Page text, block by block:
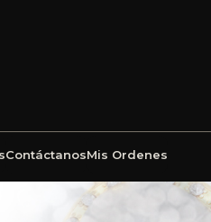
ContáctanosMis Ordenes